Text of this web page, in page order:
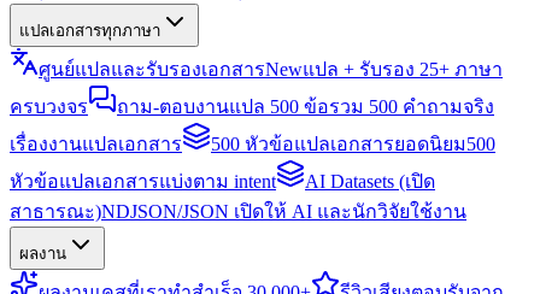
แปลเอกสารทุกภาษา
ศูนย์แปลและรับรองเอกสารNewแปล + รับรอง 25+ ภาษา
ครบวงจร
ถาม-ตอบงานแปล 500 ข้อรวม 500 คำถามจริง
เรื่องงานแปลเอกสาร
500 หัวข้อแปลเอกสารยอดนิยม500
หัวข้อแปลเอกสารแบ่งตาม intent
AI Datasets (เปิด
สาธารณะ)NDJSON/JSON เปิดให้ AI และนักวิจัยใช้งาน
ผลงาน